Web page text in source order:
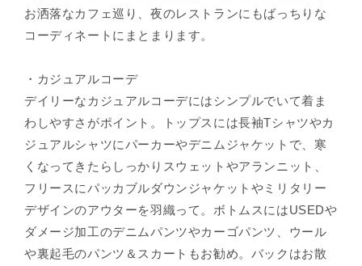
お洒落なカフェ巡り、夜のレストランにもばっちりな
コーディネートにまとまります。
・カジュアルコーデ
デイリーなカジュアルコーデにはシンプルでいて着ま
わしやすさがポイント。トップスには長袖Tシャツやカ
ジュアルシャツにパーカーやデニムジャケットで、寒
くなってきたらしっかりスウェットやアランニット、
フリースにパッカブルダウンジャケットやミリタリー
デザインのアウターを羽織って。ボトムスにはUSEDや
ダメージ加工のデニムパンツやカーゴパンツ、ウール
や裏起毛のパンツ＆スカートもお勧め。バックはお散